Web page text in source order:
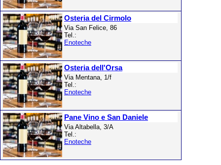
Osteria del Cirmolo
Via San Felice, 86
Tel.:
Enoteche
Osteria dell'Orsa
Via Mentana, 1/f
Tel.:
Enoteche
Pane Vino e San Daniele
Via Altabella, 3/A
Tel.:
Enoteche